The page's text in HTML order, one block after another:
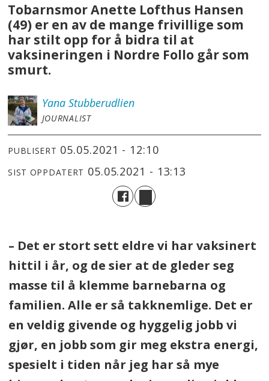
Tobarnsmor Anette Lofthus Hansen
(49) er en av de mange frivillige som
har stilt opp for å bidra til at
vaksineringen i Nordre Follo går som
smurt.
Yana Stubberudlien
JOURNALIST
PUBLISERT 05.05.2021 - 12:10
SIST OPPDATERT 05.05.2021 - 13:13
– Det er stort sett eldre vi har vaksinert
hittil i år, og de sier at de gleder seg
masse til å klemme barnebarna og
familien. Alle er så takknemlige. Det er
en veldig givende og hyggelig jobb vi
gjør, en jobb som gir meg ekstra energi,
spesielt i tiden når jeg har så mye